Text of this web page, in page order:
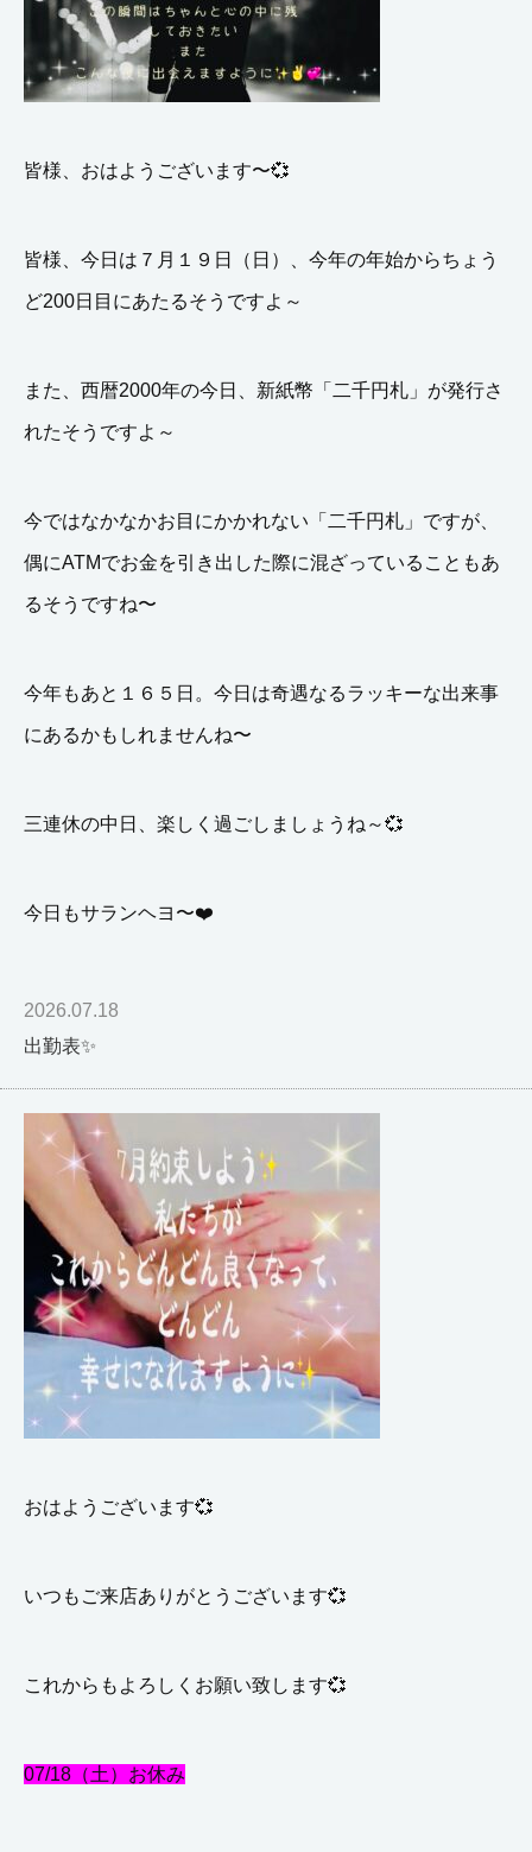
皆様、おはようございます〜💞
皆様、今日は７月１９日（日）、今年の年始からちょう
ど200日目にあたるそうですよ～
また、西暦2000年の今日、新紙幣「二千円札」が発行さ
れたそうですよ～
今ではなかなかお目にかかれない「二千円札」ですが、
偶にATMでお金を引き出した際に混ざっていることもあ
るそうですね〜
今年もあと１６５日。今日は奇遇なるラッキーな出来事
にあるかもしれませんね〜
三連休の中日、楽しく過ごしましょうね～💞
今日もサランヘヨ〜❤️
2026.07.18
出勤表✨
おはようございます💞
いつもご来店ありがとうございます💞
これからもよろしくお願い致します💞
07/18（土）お休み